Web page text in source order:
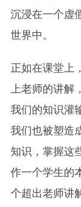
沉浸在一个虚
世界中。
正如在课堂上
上老师的讲
我们的知识灌
我们也被塑造
知识，掌握这
作一个学生的
个超出老师讲